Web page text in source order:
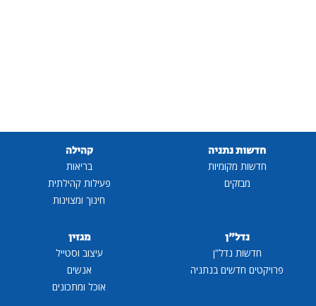
חדשות נתניה
חדשות מקומיות
מבזקים
קהילה
בריאות
פעילות קהילתית
חינוך ומצוינות
נדל"ן
חדשות נדל"ן
פרויקטים חדשים בנתניה
מגזין
עיצוב וסטייל
אנשים
אוכל ומתכונים